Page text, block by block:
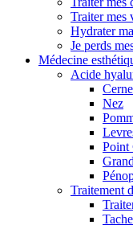
Traiter mes
Hydrater
Je perds
Médecine
Acide
Nez
Point
Traitement